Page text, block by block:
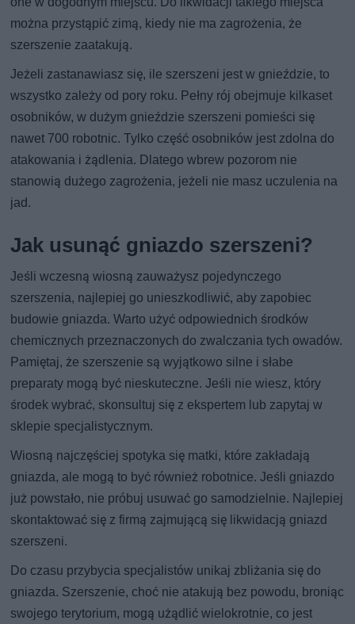
można przystąpić zimą, kiedy nie ma zagrożenia, że
szerszenie zaatakują.
Jeżeli zastanawiasz się, ile szerszeni jest w gnieździe, to
wszystko zależy od pory roku. Pełny rój obejmuje kilkaset
osobników, w dużym gnieździe szerszeni pomieści się
nawet 700 robotnic. Tylko część osobników jest zdolna do
atakowania i żądlenia. Dlatego wbrew pozorom nie
stanowią dużego zagrożenia, jeżeli nie masz uczulenia na
jad.
Jak usunąć gniazdo szerszeni?
Jeśli wczesną wiosną zauważysz pojedynczego
szerszenia, najlepiej go unieszkodliwić, aby zapobiec
budowie gniazda. Warto użyć odpowiednich środków
chemicznych przeznaczonych do zwalczania tych owadów.
Pamiętaj, że szerszenie są wyjątkowo silne i słabe
preparaty mogą być nieskuteczne. Jeśli nie wiesz, który
środek wybrać, skonsultuj się z ekspertem lub zapytaj w
sklepie specjalistycznym.
Wiosną najczęściej spotyka się matki, które zakładają
gniazda, ale mogą to być również robotnice. Jeśli gniazdo
już powstało, nie próbuj usuwać go samodzielnie. Najlepiej
skontaktować się z firmą zajmującą się likwidacją gniazd
szerszeni.
Do czasu przybycia specjalistów unikaj zbliżania się do
gniazda. Szerszenie, choć nie atakują bez powodu, broniąc
swojego terytorium, mogą użądlić wielokrotnie, co jest